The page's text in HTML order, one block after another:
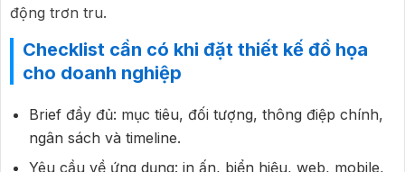
động trơn tru.
Checklist cần có khi đặt thiết kế đồ họa
cho doanh nghiệp
Brief đầy đủ: mục tiêu, đối tượng, thông điệp chính,
ngân sách và timeline.
Yêu cầu về ứng dụng: in ấn, biển hiệu, web, mobile,